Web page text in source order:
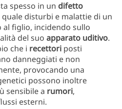
spesso in un difetto
disturbi e malattie di un
figlio, incidendo sullo
del suo apparato uditivo.
che i recettori posti
danneggiati e non
provocando una
possono inoltre
sensibile a rumori,
esterni.